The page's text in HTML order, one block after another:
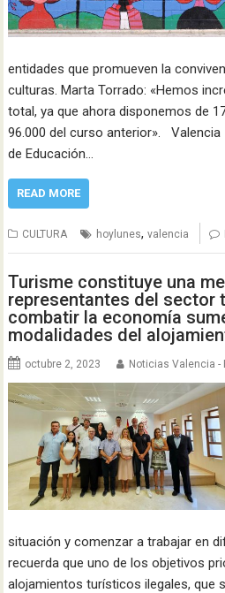
entidades que promueven la
culturas. Marta Torrado: «Hemos
total, ya que ahora disponemos de
96.000 del curso anterior».
de Educación…
READ MORE
CULTURA hoylunes,valencia
Turisme constituye una
representantes del sector
combatir la economía
modalidades del
octubre 2, 2023 Noticias Valencia -
situación y comenzar a trabajar en
recuerda que uno de los objetivos
alojamientos turísticos ilegales, que